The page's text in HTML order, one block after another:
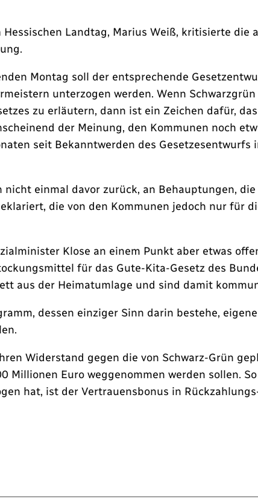
Landtag, Marius Weiß, kritisierte die
Montag soll der entsprechende
unterzogen werden. Wenn
zu erläutern, dann ist ein Zeichen dafür,
der Meinung, den Kommunen noch
seit Bekanntwerden des
einmal davor zurück, an Behauptungen,
die von den Kommunen jedoch nur für
Klose an einem Punkt aber etwas
für das Gute-Kita-Gesetz des
aus der Heimatumlage und sind damit
dessen einziger Sinn darin bestehe,
Widerstand gegen die von Schwarz-Grün
Millionen Euro weggenommen werden sollen.
hat, ist der Vertrauensbonus in